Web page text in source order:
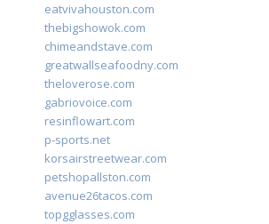
eatvivahouston.com
thebigshowok.com
chimeandstave.com
greatwallseafoodny.com
theloverose.com
gabriovoice.com
resinflowart.com
p-sports.net
korsairstreetwear.com
petshopallston.com
avenue26tacos.com
topgglasses.com